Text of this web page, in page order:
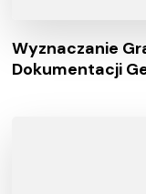
Wyznaczanie
Dokumentacji